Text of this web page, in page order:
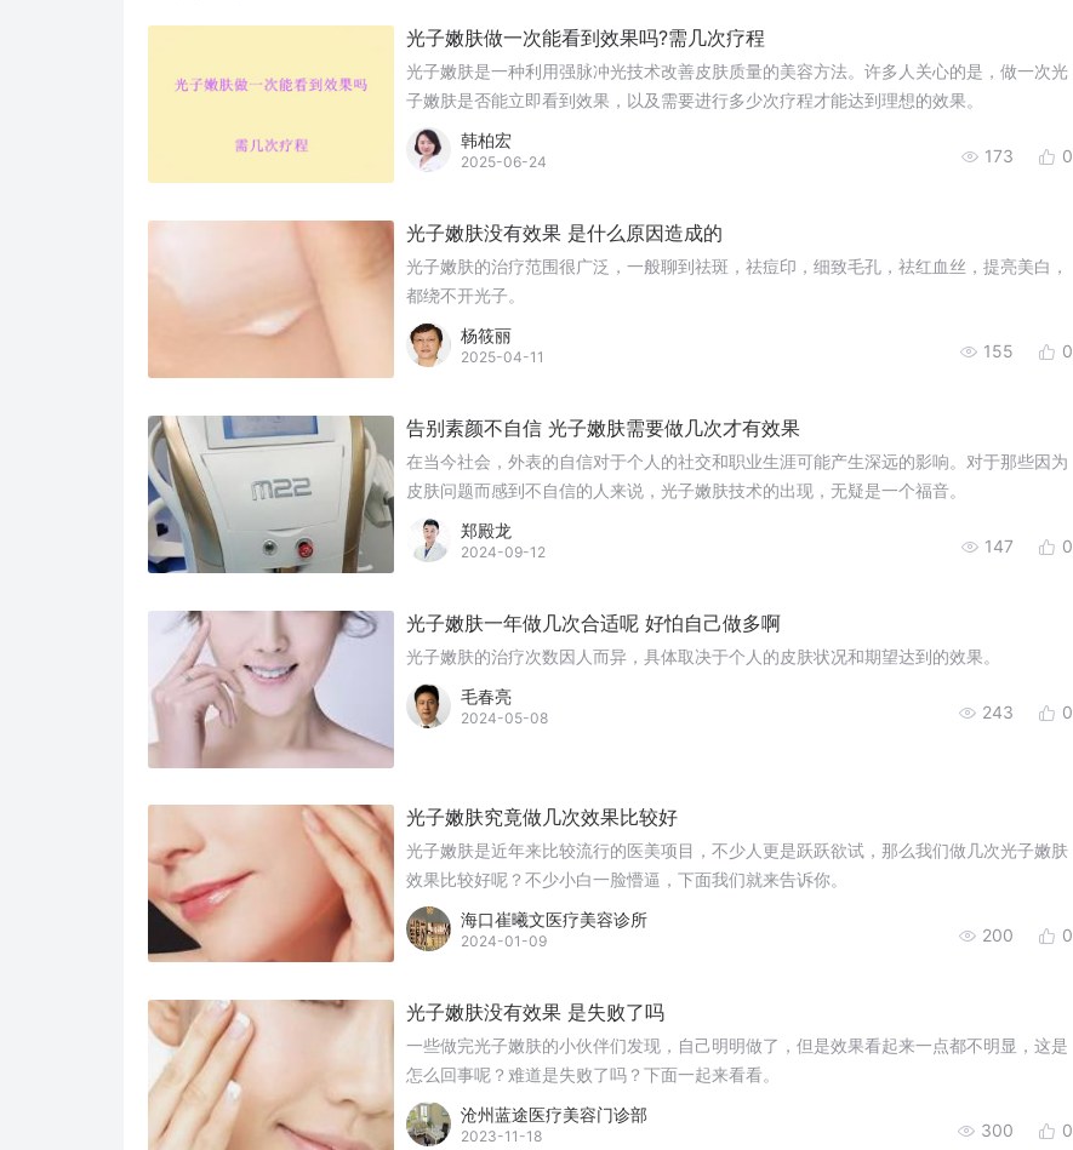
光子嫩肤做一次能看到效果吗?需几次疗程
光子嫩肤是一种利用强脉冲光技术改善皮肤质量的美容方法。许多人关心的是，做一次光
子嫩肤是否能立即看到效果，以及需要进行多少次疗程才能达到理想的效果。
韩柏宏
2025-06-24 173 0
光子嫩肤没有效果 是什么原因造成的
光子嫩肤的治疗范围很广泛，一般聊到祛斑，祛痘印，细致毛孔，祛红血丝，提亮美白，
都绕不开光子。
杨筱丽
2025-04-11 155 0
告别素颜不自信 光子嫩肤需要做几次才有效果
在当今社会，外表的自信对于个人的社交和职业生涯可能产生深远的影响。对于那些因为
皮肤问题而感到不自信的人来说，光子嫩肤技术的出现，无疑是一个福音。
郑殿龙
2024-09-12 147 0
光子嫩肤一年做几次合适呢 好怕自己做多啊
光子嫩肤的治疗次数因人而异，具体取决于个人的皮肤状况和期望达到的效果。
毛春亮
2024-05-08 243 0
光子嫩肤究竟做几次效果比较好
光子嫩肤是近年来比较流行的医美项目，不少人更是跃跃欲试，那么我们做几次光子嫩肤
效果比较好呢？不少小白一脸懵逼，下面我们就来告诉你。
海口崔曦文医疗美容诊所
2024-01-09 200 0
光子嫩肤没有效果 是失败了吗
一些做完光子嫩肤的小伙伴们发现，自己明明做了，但是效果看起来一点都不明显，这是
怎么回事呢？难道是失败了吗？下面一起来看看。
沧州蓝途医疗美容门诊部
2023-11-18 300 0